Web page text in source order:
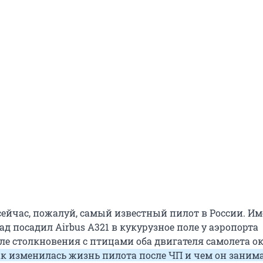
пожалуй, самый известный пилот в России.
посадил Airbus A321 в кукурузное поле у аэропорта
столкновения с птицами оба двигателя самолета
изменилась жизнь пилота после ЧП и чем он